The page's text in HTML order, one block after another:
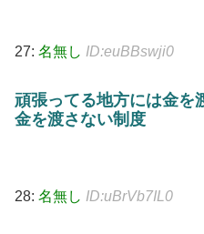
27: 名無し ID:euBBswji0
頑張ってる地方には金を
金を渡さない制度
28: 名無し ID:uBrVb7IL0